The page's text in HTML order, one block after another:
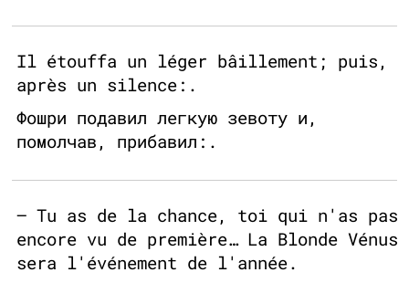
Il étouffa un léger bâillement; puis,
après un silence:.
Фошри подавил легкую зевоту и,
помолчав, прибавил:.
— Tu as de la chance, toi qui n'as pas
encore vu de première… La Blonde Vénus
sera l'événement de l'année.